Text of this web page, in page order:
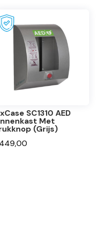
SC1310 AED
Met
(Grijs)
449,00